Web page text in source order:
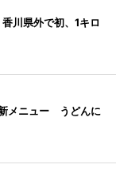
川県外で初、1キロ
メニュー うどんに